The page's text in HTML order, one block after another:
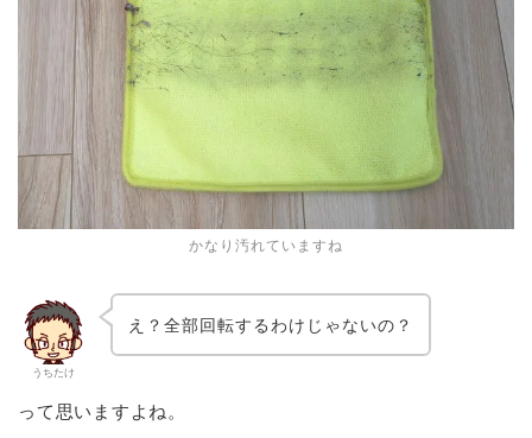
かなり汚れていますね
うちたけ
え？全部回転するわけじゃないの？
って思いますよね。